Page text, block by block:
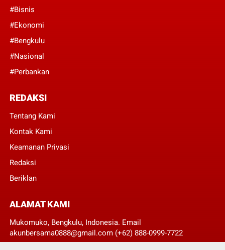
#Bisnis
#Ekonomi
#Bengkulu
#Nasional
#Perbankan
REDAKSI
Tentang Kami
Kontak Kami
Keamanan Privasi
Redaksi
Beriklan
ALAMAT KAMI
Mukomuko, Bengkulu, Indonesia. Email
akunbersama0888@gmail.com (+62) 888-0999-7722